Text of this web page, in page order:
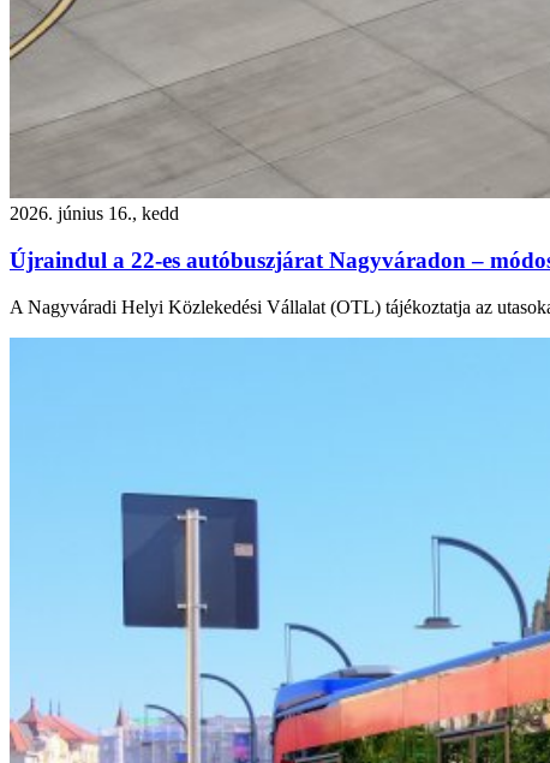
2026. június 16., kedd
Újraindul a 22-es autóbuszjárat Nagyváradon –
A Nagyváradi Helyi Közlekedési Vállalat (OTL) tájékoztatja az